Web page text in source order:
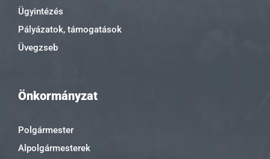
Ügyintézés
Pályázatok, támogatások
Üvegzseb
Önkormányzat
Polgármester
Alpolgármesterek